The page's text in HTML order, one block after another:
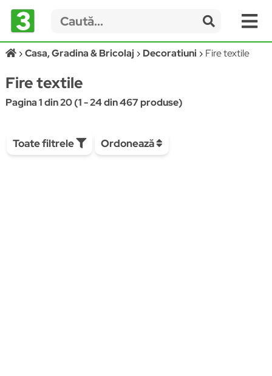
Casa, Gradina & Bricolaj Decoratiuni Fire textile
Fire textile
Pagina 1 din 20 (1 - 24 din 467 produse)
Toate filtrele Ordonează